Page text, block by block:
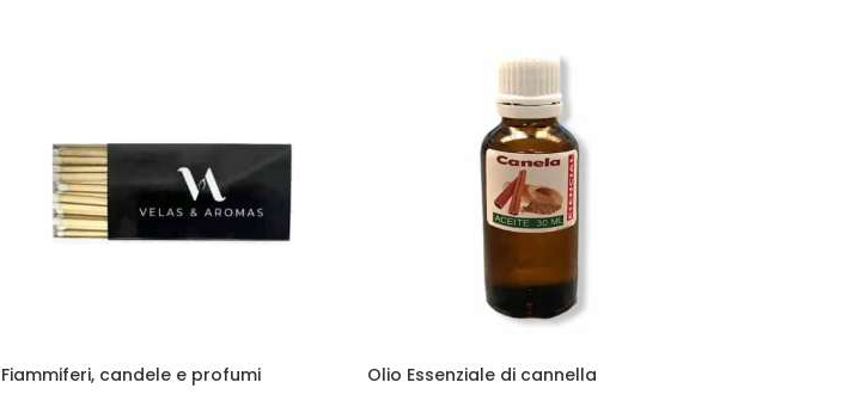
Fiammiferi, candele e profumi
Olio Essenziale di cannella